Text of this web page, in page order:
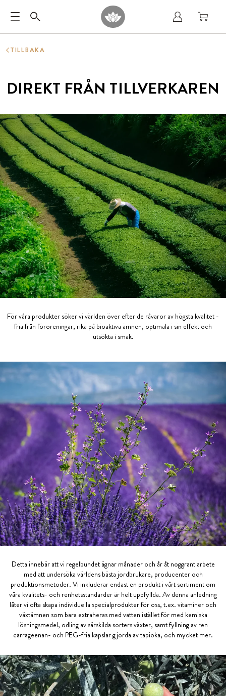
TILLBAKA
DIREKT FRÅN TILLVERKAREN
För våra produkter söker vi världen över efter de råvaror av högsta kvalitet -
fria från föroreningar, rika på bioaktiva ämnen, optimala i sin effekt och
utsökta i smak.
Detta innebär att vi regelbundet ägnar månader och år åt noggrant arbete
med att undersöka världens bästa jordbrukare, producenter och
produktionsmetoder. Vi inkluderar endast en produkt i vårt sortiment om
våra kvalitets- och renhetsstandarder är helt uppfyllda. Av denna anledning
låter vi ofta skapa individuella specialprodukter för oss, t.ex. vitaminer och
växtämnen som bara extraheras med vatten istället för med kemiska
lösningsmedel, odling av särskilda sorters växter, samt fyllning av ren
carrageenan- och PEG-fria kapslar gjorda av tapioka, och mycket mer.